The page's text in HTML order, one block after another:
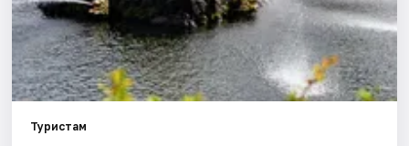
Туристам